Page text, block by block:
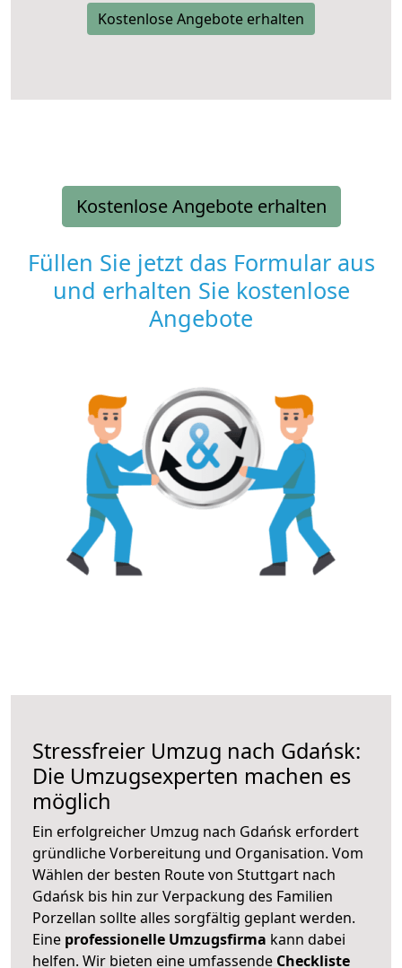
Kostenlose Angebote erhalten
Kostenlose Angebote erhalten
Füllen Sie jetzt das Formular aus
und erhalten Sie kostenlose
Angebote
Stressfreier Umzug nach Gdańsk:
Die Umzugsexperten machen es
möglich
Ein erfolgreicher Umzug nach Gdańsk erfordert
gründliche Vorbereitung und Organisation. Vom
Wählen der besten Route von Stuttgart nach
Gdańsk bis hin zur Verpackung des Familien
Porzellan sollte alles sorgfältig geplant werden.
Eine professionelle Umzugsfirma kann dabei
helfen. Wir bieten eine umfassende Checkliste